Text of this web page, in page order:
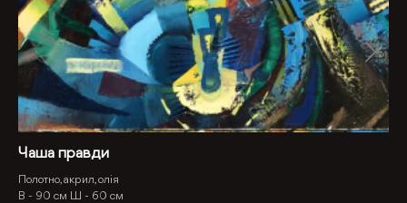
Чаша правди
Полотно, акрил, олія
В - 90 см Ш - 60 см